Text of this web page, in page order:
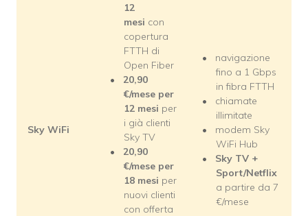
Sky WiFi
12
mesi con
copertura
FTTH di
Open Fiber
20,90
€/mese per
12 mesi per
i già clienti
Sky TV
20,90
€/mese per
18 mesi per
nuovi clienti
con offerta
navigazione
fino a 1 Gbps
in fibra FTTH
chiamate
illimitate
modem Sky
WiFi Hub
Sky TV +
Sport/Netflix
a partire da 7
€/mese